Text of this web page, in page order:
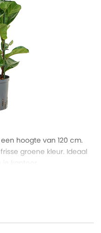
hoogte van 120 cm.
groene kleur. Ideaal